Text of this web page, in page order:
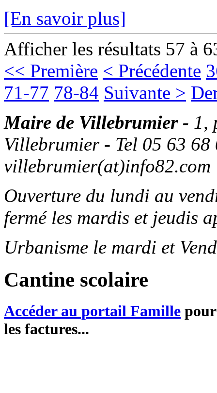
[En savoir plus]
Afficher les résultats 57 à
<< Première < Précédente
71-77 78-84 Suivante >
Maire de Villebrumier - 1,
Villebrumier - Tel 05 63
villebrumier(at)info82.com
Ouverture du lundi au
fermé les mardis et jeudis
Urbanisme le mardi et
Cantine scolaire
Accéder au portail Famille
les factures...